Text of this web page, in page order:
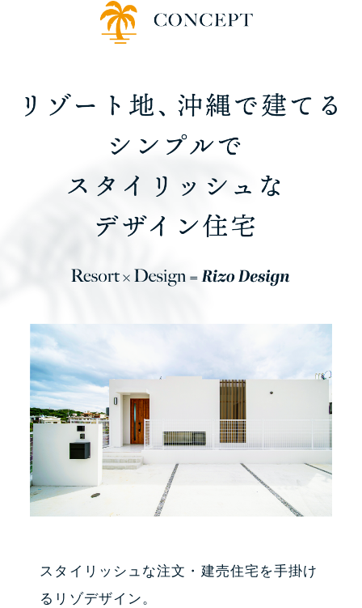
スタイリッシュな注文・建売住宅を手掛け
るリゾデザイン。